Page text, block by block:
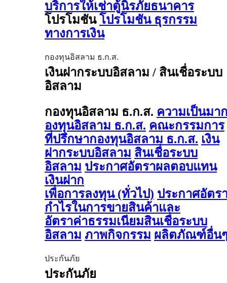
บริการให้เช่าตู้นิรภัยธนาคาร
โปรโมชัน โปรโมชัน ธุรกรรม
ทางการเงิน
กองทุนอิสลาม ธ.ก.ส.
เงินฝากระบบอิสลาม / สินเชื่อระบบ
อิสลาม
กองทุนอิสลาม ธ.ก.ส. ความเป็นมา
องทุนอิสลาม ธ.ก.ส. คณะกรรมการ
ที่ปรึกษากองทุนอิสลาม ธ.ก.ส. เงิน
ฝากระบบอิสลาม สินเชื่อระบบ
อิสลาม ประกาศอัตราผลตอบแทน
เงินฝาก
เพื่อการลงทุน (ทั่วไป) ประกาศอัตร
กำไรในการขายสินค้าและ
อัตราค่าธรรมเนียมสินเชื่อระบบ
อิสลาม ภาพกิจกรรม ผลิตภัณฑ์อื่น
ประกันภัย
ประกันภัย